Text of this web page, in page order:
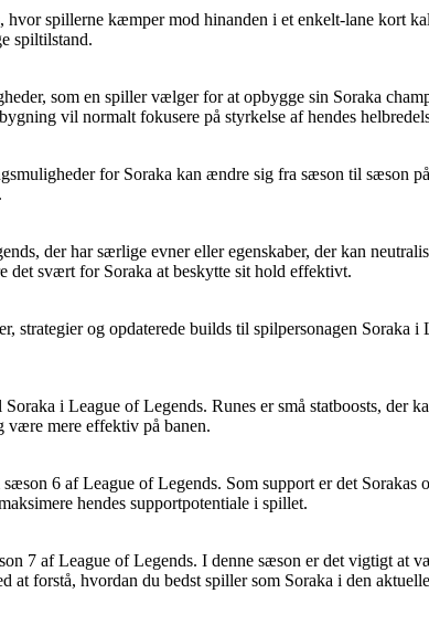
spillerne kæmper mod hinanden i et enkelt-lane kort
spiltilstand.
som en spiller vælger for at opbygge sin Soraka
vil normalt fokusere på styrkelse af hendes
for Soraka kan ændre sig fra sæson til sæson
der har særlige evner eller egenskaber, der kan
det svært for Soraka at beskytte sit hold effektivt.
strategier og opdaterede builds til spilpersonagen
i League of Legends. Runes er små statboosts,
være mere effektiv på banen.
6 af League of Legends. Som support er det
hendes supportpotentiale i spillet.
7 af League of Legends. I denne sæson er det vigtigt
forstå, hvordan du bedst spiller som Soraka i den